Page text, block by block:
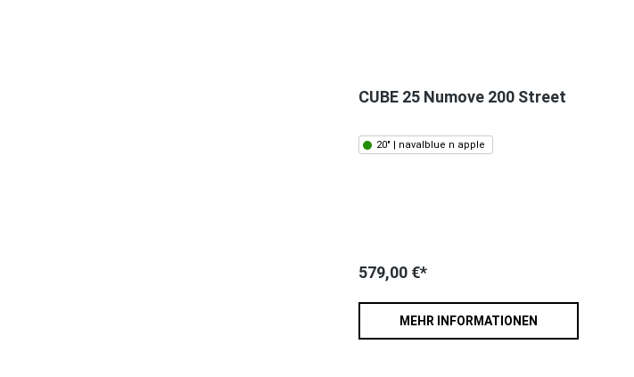
CUBE 25 Numove 200 Street
20" | navalblue n apple
579,00 €*
MEHR INFORMATIONEN